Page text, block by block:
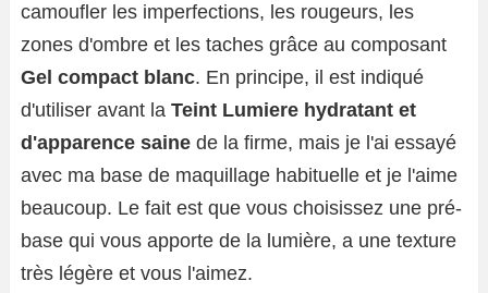
camoufler les imperfections, les rougeurs, les
zones d'ombre et les taches grâce au composant
Gel compact blanc. En principe, il est indiqué
d'utiliser avant la Teint Lumiere hydratant et
d'apparence saine de la firme, mais je l'ai essayé
avec ma base de maquillage habituelle et je l'aime
beaucoup. Le fait est que vous choisissez une pré-
base qui vous apporte de la lumière, a une texture
très légère et vous l'aimez.